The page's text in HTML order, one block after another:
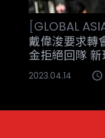
[GLOBAL
戴偉浚要求轉
金拒絕回隊
2023.04.14